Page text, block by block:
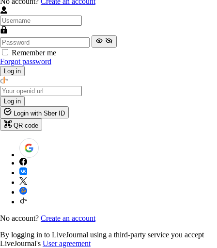
Remember me
Forgot password
Log in
Log in
Login with Sber ID
QR code
No account? Create an account
By logging in to LiveJournal using a third-party service you accept
LiveJournal's User agreement